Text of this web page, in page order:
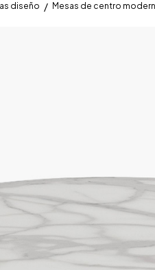
diseño Mesas de centro